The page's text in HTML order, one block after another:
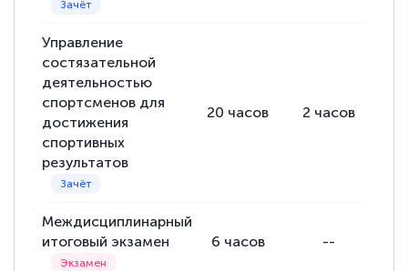
Управление
состязательной
деятельностью
спортсменов для
достижения
спортивных
результатов
20 часов 2 часов
Междисциплинарный
итоговый экзамен
6 часов --